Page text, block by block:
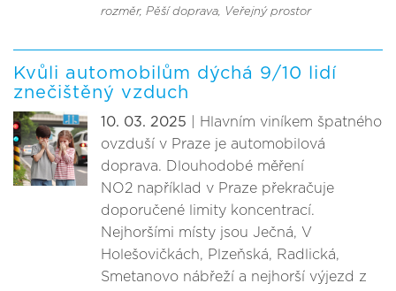
rozměr, Pěší doprava, Veřejný prostor
Kvůli automobilům dýchá 9/10 lidí
znečištěný vzduch
10. 03. 2025 | Hlavním viníkem špatného
ovzduší v Praze je automobilová
doprava. Dlouhodobé měření
NO2 například v Praze překračuje
doporučené limity koncentrací.
Nejhoršími místy jsou Ječná, V
Holešovičkách, Plzeňská, Radlická,
Smetanovo nábřeží a nejhorší výjezd z